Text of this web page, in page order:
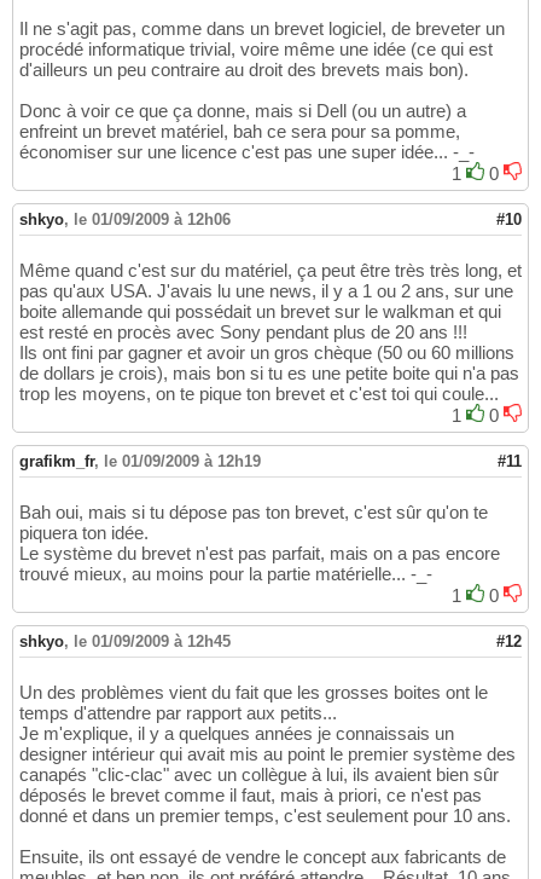
Il ne s'agit pas, comme dans un brevet logiciel, de breveter un
procédé informatique trivial, voire même une idée (ce qui est
d'ailleurs un peu contraire au droit des brevets mais bon).
Donc à voir ce que ça donne, mais si Dell (ou un autre) a
enfreint un brevet matériel, bah ce sera pour sa pomme,
économiser sur une licence c'est pas une super idée... -_-
1
0
shkyo, le 01/09/2009 à 12h06 #10
Même quand c'est sur du matériel, ça peut être très très long, et
pas qu'aux USA. J'avais lu une news, il y a 1 ou 2 ans, sur une
boite allemande qui possédait un brevet sur le walkman et qui
est resté en procès avec Sony pendant plus de 20 ans !!!
Ils ont fini par gagner et avoir un gros chèque (50 ou 60 millions
de dollars je crois), mais bon si tu es une petite boite qui n'a pas
trop les moyens, on te pique ton brevet et c'est toi qui coule...
1
0
grafikm_fr, le 01/09/2009 à 12h19 #11
Bah oui, mais si tu dépose pas ton brevet, c'est sûr qu'on te
piquera ton idée.
Le système du brevet n'est pas parfait, mais on a pas encore
trouvé mieux, au moins pour la partie matérielle... -_-
1
0
shkyo, le 01/09/2009 à 12h45 #12
Un des problèmes vient du fait que les grosses boites ont le
temps d'attendre par rapport aux petits...
Je m'explique, il y a quelques années je connaissais un
designer intérieur qui avait mis au point le premier système des
canapés "clic-clac" avec un collègue à lui, ils avaient bien sûr
déposés le brevet comme il faut, mais à priori, ce n'est pas
donné et dans un premier temps, c'est seulement pour 10 ans.
Ensuite, ils ont essayé de vendre le concept aux fabricants de